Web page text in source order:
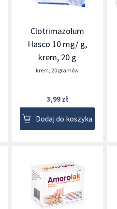
Clotrimazolum
Hasco 10 mg/ g,
krem, 20 g
krem, 20 gramów
3,99 zł
Dodaj do koszyka